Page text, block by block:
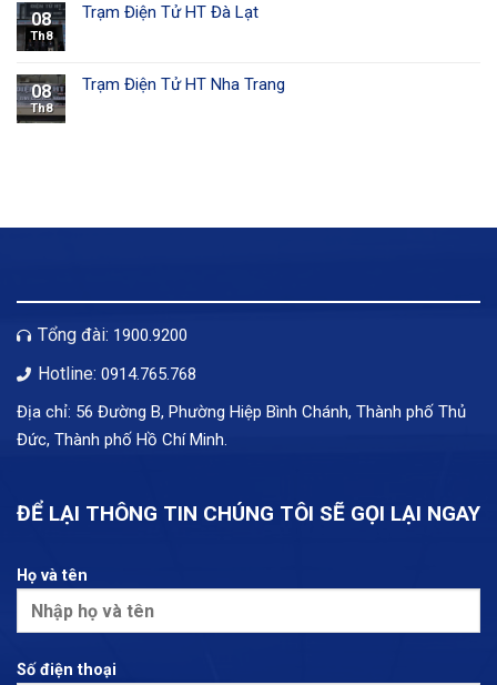
08
Th8
Trạm Điện Tử HT Đà Lạt
08
Th8
Trạm Điện Tử HT Nha Trang
Tổng đài: 1900.9200
Hotline: 0914.765.768
Địa chỉ: 56 Đường B, Phường Hiệp Bình Chánh, Thành phố Thủ
Đức, Thành phố Hồ Chí Minh.
ĐỂ LẠI THÔNG TIN CHÚNG TÔI SẼ GỌI LẠI NGAY
Họ và tên
Số điện thoại